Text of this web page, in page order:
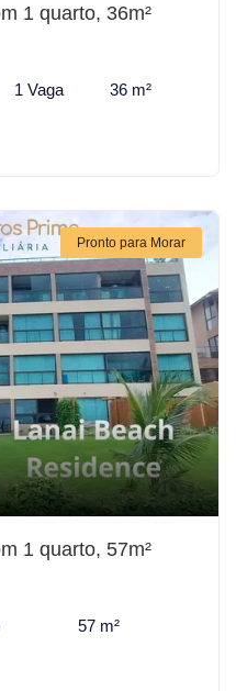
1 quarto, 36m²
1 Vaga 36 m²
Pronto para Morar
1 quarto, 57m²
57 m²